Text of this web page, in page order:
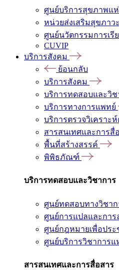
ศูนย์บริการสุขภาพแห่
หน่วยส่งเสริมสุขภาว
ศูนย์นวัตกรรมการเรีย
CUVIP
บริการสังคม
ย้อนกลับ
บริการสังคม
บริการทดสอบและวิช
บริการทางการแพทย์
บริการตรวจวิเคราะ
สารสนเทศและการสื่
พื้นที่สร้างสรรค์
พิพิธภัณฑ์
บริการทดสอบและวิชาการ
ศูนย์ทดสอบทางวิชาก
ศูนย์การแปลและการ
ศูนย์กฎหมายเพื่อปร
ศูนย์บริการวิชาการ
สารสนเทศและการสื่อสาร